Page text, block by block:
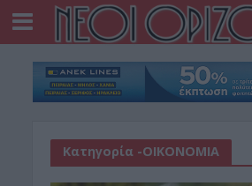
Κατηγορία -ΟΙΚΟΝΟΜΙΑ